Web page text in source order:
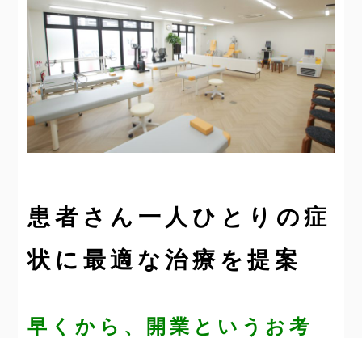
患者さん一人ひとりの症
状に最適な治療を提案
早くから、開業というお考